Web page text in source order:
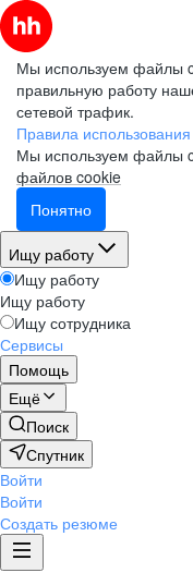
Мы используем файлы
правильную работу
сетевой трафик.
Правила
Мы используем файлы
файлов cookie
Понятно
Ищу работу
Ищу работу
Ищу работу
Ищу сотрудника
Сервисы
Помощь
Ещё
Поиск
Спутник
Войти
Войти
Создать резюме